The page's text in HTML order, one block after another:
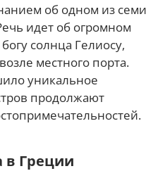
об одном из семи
идет об огромном
солнца Гелиосу,
местного порта.
уникальное
продолжают
в Греции